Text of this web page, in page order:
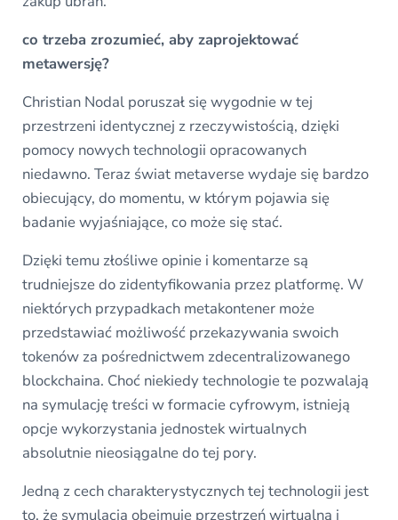
co trzeba zrozumieć, aby zaprojektować
metawersję?
Christian Nodal poruszał się wygodnie w tej
przestrzeni identycznej z rzeczywistością, dzięki
pomocy nowych technologii opracowanych
niedawno. Teraz świat metaverse wydaje się bardzo
obiecujący, do momentu, w którym pojawia się
badanie wyjaśniające, co może się stać.
Dzięki temu złośliwe opinie i komentarze są
trudniejsze do zidentyfikowania przez platformę. W
niektórych przypadkach metakontener może
przedstawiać możliwość przekazywania swoich
tokenów za pośrednictwem zdecentralizowanego
blockchaina. Choć niekiedy technologie te pozwalają
na symulację treści w formacie cyfrowym, istnieją
opcje wykorzystania jednostek wirtualnych
absolutnie nieosiągalne do tej pory.
Jedną z cech charakterystycznych tej technologii jest
to, że symulacja obejmuje przestrzeń wirtualną i